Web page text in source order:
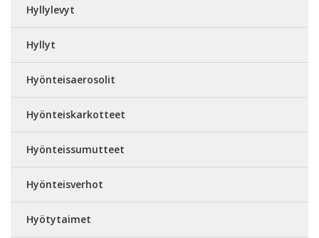
Hyllylevyt
Hyllyt
Hyönteisaerosolit
Hyönteiskarkotteet
Hyönteissumutteet
Hyönteisverhot
Hyötytaimet